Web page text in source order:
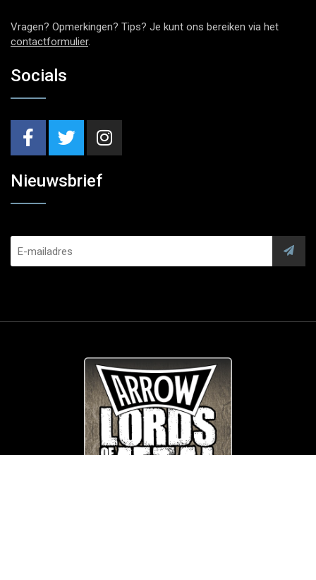
Vragen? Opmerkingen? Tips? Je kunt ons bereiken via het
contactformulier.
Socials
Nieuwsbrief